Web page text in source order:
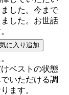
した。今まで
した。お世話
ベストの状態
いただける調
ます。